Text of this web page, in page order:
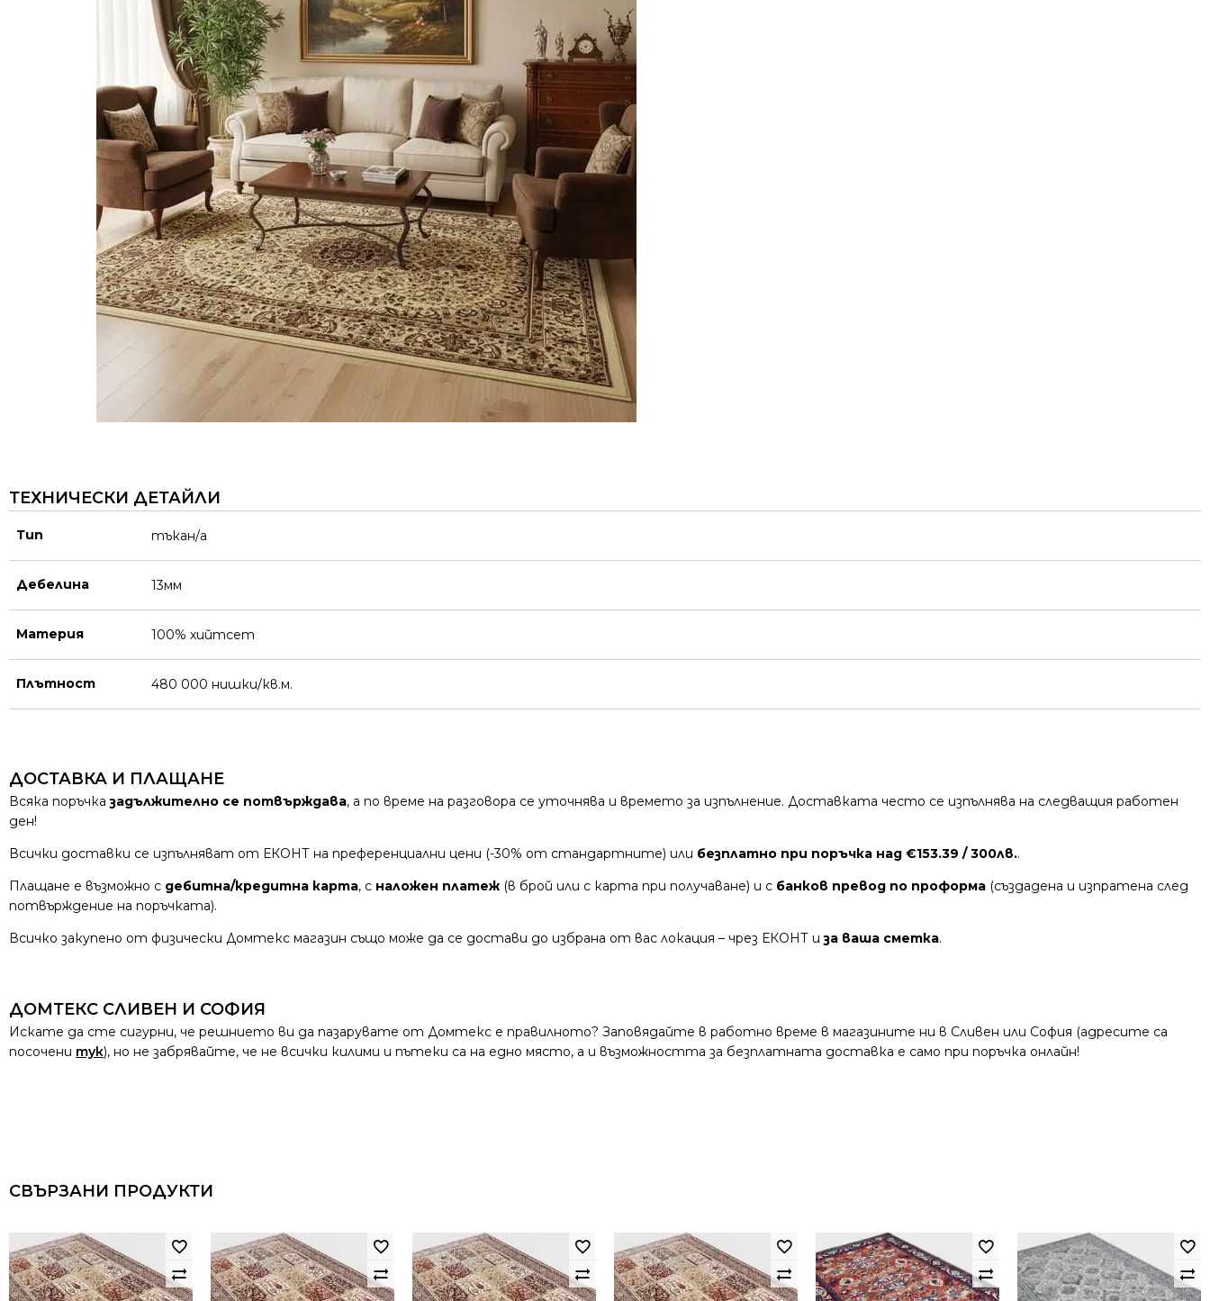
ТЕХНИЧЕСКИ ДЕТАЙЛИ
Тип тъкан/а
Дебелина 13мм
Материя 100% хийтсет
Плътност 480 000 нишки/кв.м.
ДОСТАВКА И ПЛАЩАНЕ
Всяка поръчказадължително се потвърждава, а по време на разговора се уточнява и времето за изпълнение. Доставката често се изпълнява на следващия работен
ден!
Всички доставки се изпълняват от ЕКОНТ на преференциални цени (-30% от стандартните) или безплатно при поръчка над €153.39 / 300лв..
Плащане е възможно с дебитна/кредитна карта, с наложен платеж (в брой или с карта при получаване) и с банков превод по проформа (създадена и изпратена след
потвърждение на поръчката).
Всичко закупено от физически Домтекс магазин също може да се достави до избрана от вас локация – чрез ЕКОНТ иза ваша сметка.
ДОМТЕКС СЛИВЕН И СОФИЯ
Искате да сте сигурни, че решнието ви да пазарувате от Домтекс е правилното? Заповядайте в работно време в магазините ни в Сливен или София (адресите са
посочени тук), но не забрявайте, че не всички килими и пътеки са на едно място, а и възможността за безплатната доставка е само при поръчка онлайн!
СВЪРЗАНИ ПРОДУКТИ